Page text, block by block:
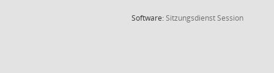
Software:SitzungsdienstSession(Wird in